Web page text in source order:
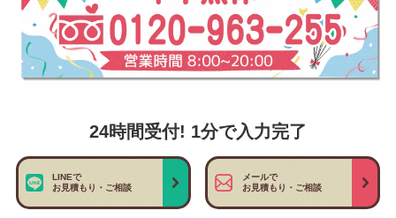
24時間受付! 1分で入力完了
LINEで
お見積もり・ご相談
メールで
お見積もり・ご相談